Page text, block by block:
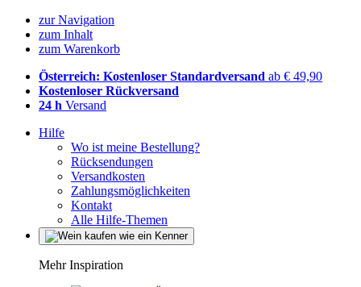
zur Navigation
zum Inhalt
zum Warenkorb
Österreich: Kostenloser Standardversand ab € 49,90
Kostenloser Rückversand
24 h Versand
Hilfe
Wo ist meine Bestellung?
Rücksendungen
Versandkosten
Zahlungsmöglichkeiten
Kontakt
Alle Hilfe-Themen
Mehr Inspiration